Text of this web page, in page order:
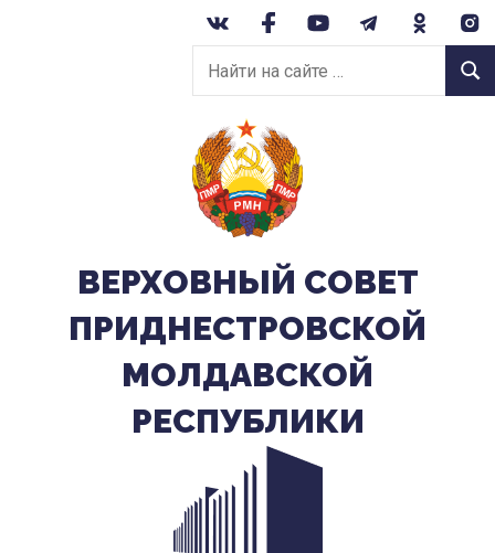
Найти
на
сайте:
ВЕРХОВНЫЙ CОВЕТ
ПРИДНЕСТРОВСКОЙ
МОЛДАВСКОЙ
РЕСПУБЛИКИ